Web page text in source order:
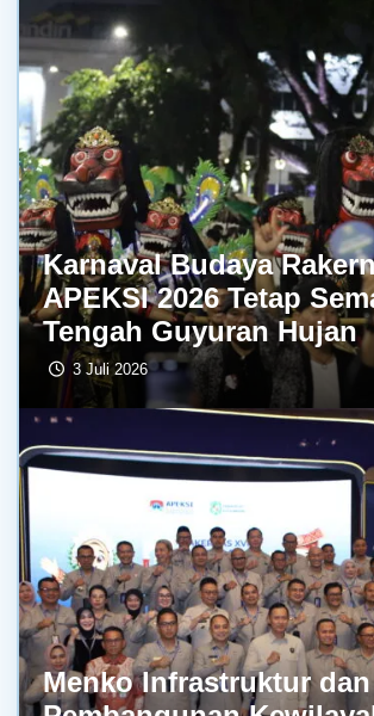
Karnaval Budaya
APEKSI 2026 Tetap
Tengah Guyuran Hujan
3 Juli 2026
Menko Infrastruktur dan